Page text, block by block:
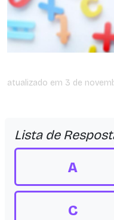
atualizado em 3 de
Lista de
A
C